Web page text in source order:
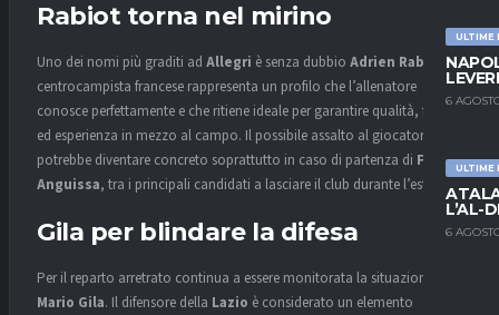
ULTIME
6
ULTIME
L’AL-
6
Rabiot torna nel mirino
Uno dei nomi più graditi ad Allegri è senza dubbio Adrien Rabiot
. Il
centrocampista francese rappresenta un profilo che l’allenatore
conosce perfettamente e che ritiene ideale per garantire qualità, fisicità
ed esperienza in mezzo al campo. Il possibile assalto al giocatore
potrebbe diventare concreto soprattutto in caso di partenza di Frank
Anguissa, tra i principali candidati a lasciare il club durante l’estate.
Gila per blindare la difesa
Per il reparto arretrato continua a essere monitorata la situazione di
Mario Gila. Il difensore della Lazio è considerato un elemento